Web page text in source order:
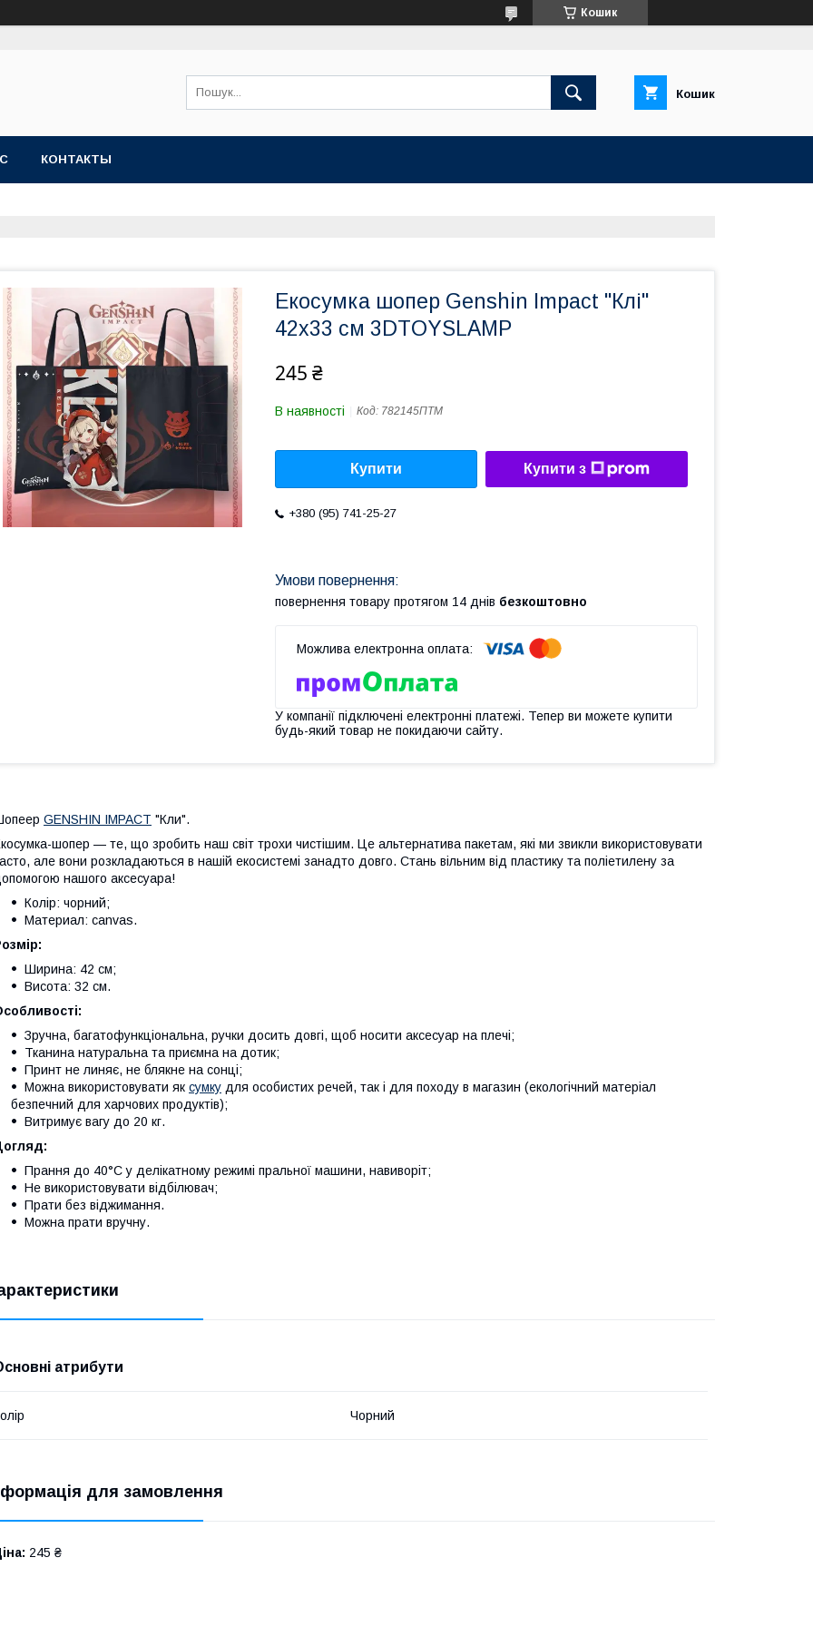
Кошик
Кошик
КОНТАКТЫ
Екосумка шопер Genshin Impact "Клі"
42х33 см 3DTOYSLAMP
245 ₴
В наявності Код: 782145ПТМ
Купити Купити з
+380 (95) 741-25-27
повернення товару протягом 14 днів безкоштовно
У компанії підключені електронні платежі. Тепер ви можете купити
будь-який товар не покидаючи сайту.
GENSHIN IMPACT "Кли".
шопер — те, що зробить наш світ трохи чистішим. Це альтернатива пакетам, які ми звикли використовувати
але вони розкладаються в нашій екосистемі занадто довго. Стань вільним від пластику та поліетилену за
нашого аксесуара!
Колір: чорний;
Материал: сanvas.
Ширина: 42 см;
Висота: 32 см.
Зручна, багатофункціональна, ручки досить довгі, щоб носити аксесуар на плечі;
Тканина натуральна та приємна на дотик;
Принт не линяє, не блякне на сонці;
Можна використовувати як сумку для особистих речей, так і для походу в магазин (екологічний матеріал
безпечний для харчових продуктів);
Витримує вагу до 20 кг.
Прання до 40°C у делікатному режимі пральної машини, навиворіт;
Не використовувати відбілювач;
Прати без віджимання.
Можна прати вручну.
атрибути
Чорний
для замовлення
245 ₴